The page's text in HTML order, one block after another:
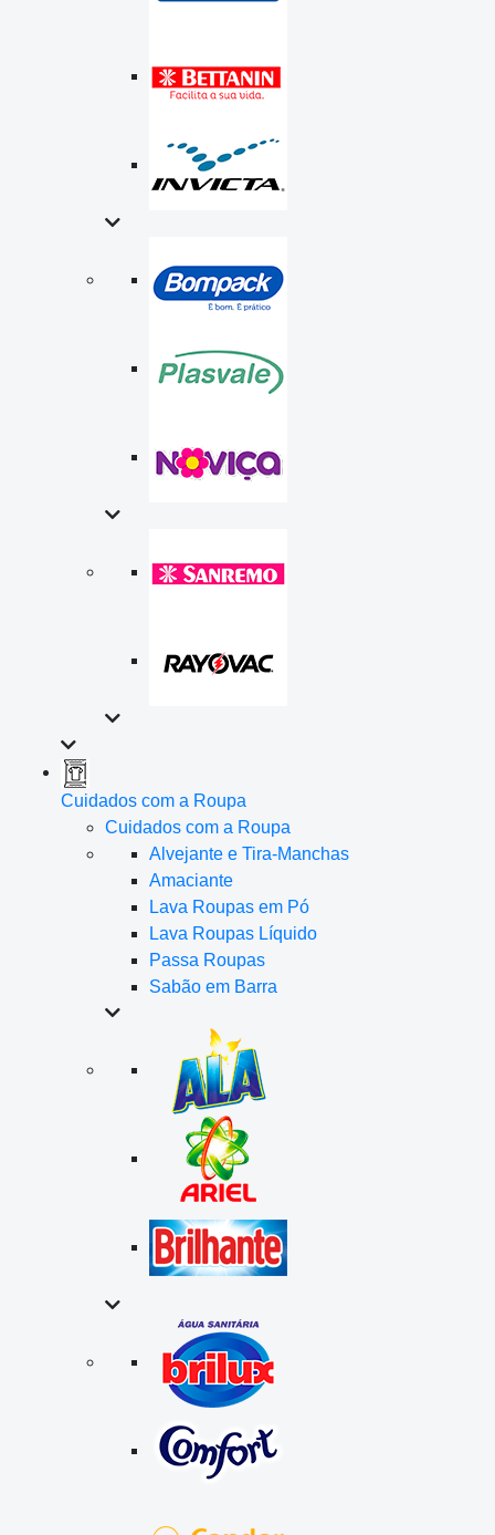
Cuidados com a Roupa
Cuidados com a Roupa
Alvejante e Tira-Manchas
Amaciante
Lava Roupas em Pó
Lava Roupas Líquido
Passa Roupas
Sabão em Barra